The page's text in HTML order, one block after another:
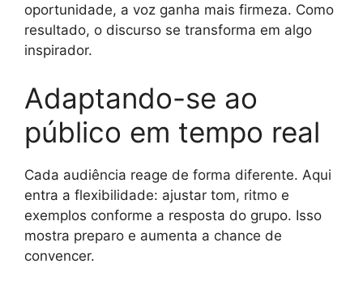
oportunidade, a voz ganha mais firmeza. Como
resultado, o discurso se transforma em algo
inspirador.
Adaptando-se ao
público em tempo real
Cada audiência reage de forma diferente. Aqui
entra a flexibilidade: ajustar tom, ritmo e
exemplos conforme a resposta do grupo. Isso
mostra preparo e aumenta a chance de
convencer.